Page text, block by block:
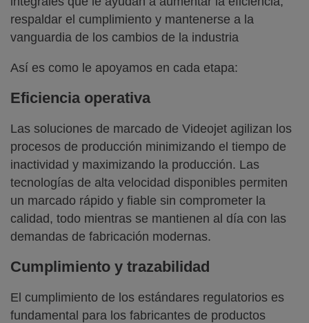
respaldar el cumplimiento y mantenerse a la
vanguardia de los cambios de la industria
Así es como le apoyamos en cada etapa:
Eficiencia operativa
Las soluciones de marcado de Videojet agilizan los
procesos de producción minimizando el tiempo de
inactividad y maximizando la producción. Las
tecnologías de alta velocidad disponibles permiten
un marcado rápido y fiable sin comprometer la
calidad, todo mientras se mantienen al día con las
demandas de fabricación modernas.
Cumplimiento y trazabilidad
El cumplimiento de los estándares regulatorios es
fundamental para los fabricantes de productos